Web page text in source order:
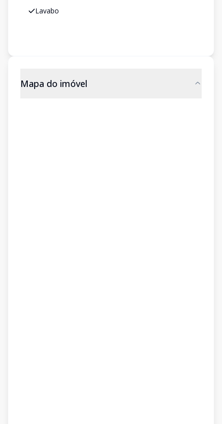
Lavabo
Mapa do imóvel